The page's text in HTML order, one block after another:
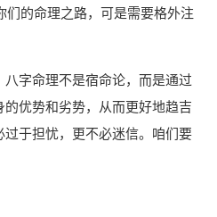
们的命理之路，可是需要格外注
字命理不是宿命论，而是通过
优势和劣势，从而更好地趋吉
于担忧，更不必迷信。咱们要